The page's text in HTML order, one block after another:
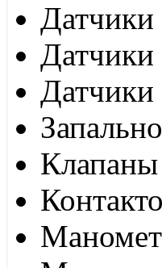
Датчики
Датчики
Датчики